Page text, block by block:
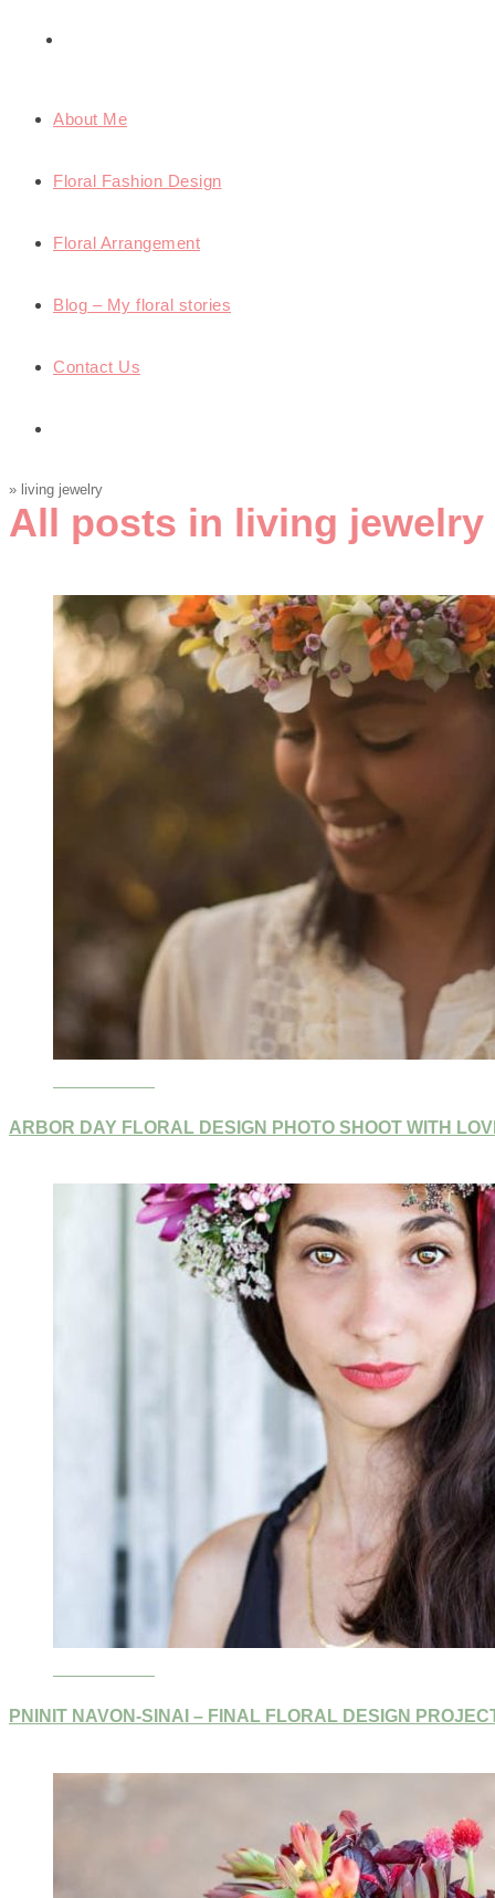
About Me
Floral Fashion Design
Floral Arrangement
Blog – My floral stories
Contact Us
» living jewelry
All posts in living jewelry
ARBOR DAY FLORAL DESIGN PHOTO SHOOT WITH
PNINIT NAVON-SINAI – FINAL FLORAL DESIGN